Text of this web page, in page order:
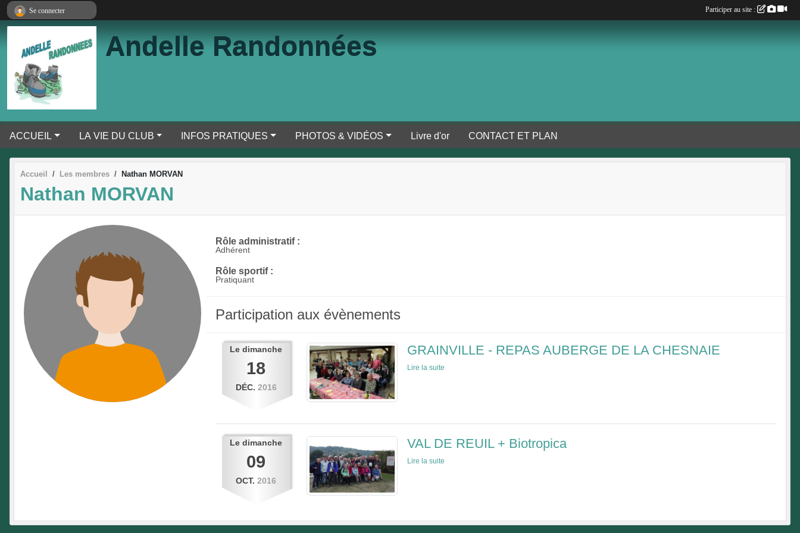
Andelle Randonnées
ACCUEIL LA VIE DU CLUB INFOS PRATIQUES PHOTOS & VIDÉOS Livre d'or CONTACT ET PLAN
Accueil Les membres Nathan MORVAN
Nathan MORVAN
Rôle administratif :
Adhérent
Rôle sportif :
Pratiquant
Participation aux évènements
Ledimanche
18
DÉC. 2016
GRAINVILLE - REPAS AUBERGE DE LA CHESNAIE
Lire la suite
Ledimanche
09
OCT. 2016
VAL DE REUIL + Biotropica
Lire la suite
Se connecter Participer au site :
Panneau de gestion des cookies